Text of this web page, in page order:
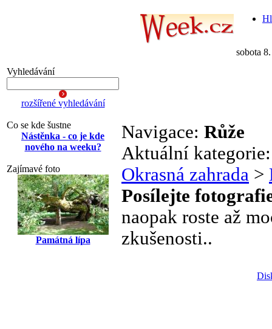
sobota
Vyhledávání
rozšířené vyhledávání
Co se kde šustne
Nástěnka - co je kde
nového na weeku?
Zajímavé foto
Památná lípa
Navigace: Růže
Aktuální
Okrasná zahrada >
Posílejte
naopak roste až
zkušenosti..